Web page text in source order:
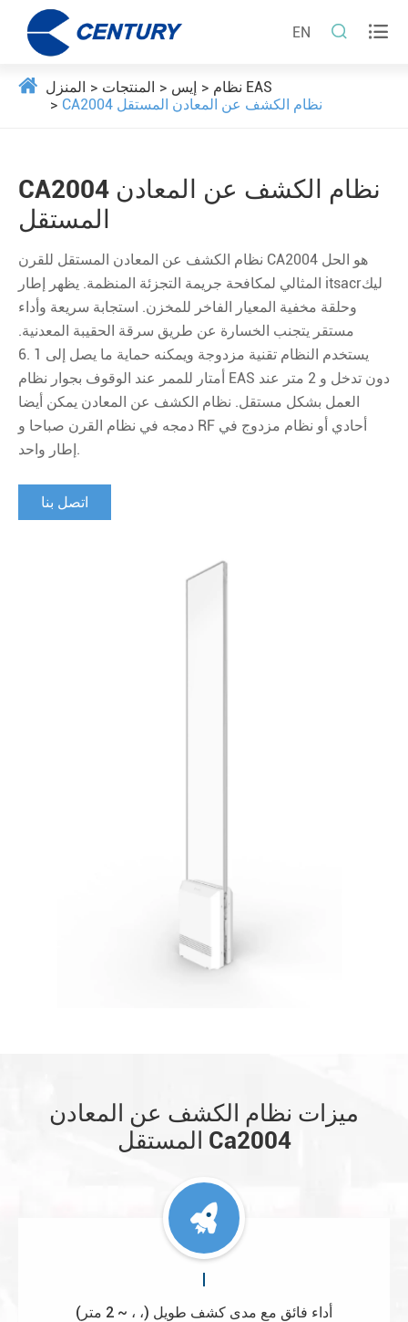
EN  
المنزل المنتجات إيس
نظام EAS
CA2004 نظام الكشف عن المعادن المستقل
CA2004 نظام الكشف عن المعادن
المستقل
نظام الكشف عن المعادن المستقل للقرن CA2004 هو الحل
المثالي لمكافحة جريمة التجزئة المنظمة. يظهر إطار itsacrليك
وحلقة مخفية المعيار الفاخر للمخزن. استجابة سريعة وأداء
مستقر يتجنب الخسارة عن طريق سرقة الحقيبة المعدنية.
يستخدم النظام تقنية مزدوجة ويمكنه حماية ما يصل إلى 1 .6
أمتار للممر عند الوقوف بجوار نظام EAS دون تدخل و 2 متر عند
العمل بشكل مستقل. نظام الكشف عن المعادن يمكن أيضا
دمجه في نظام القرن صباحا و RF أحادي أو نظام مزدوج في
إطار واحد.
اتصل بنا
ميزات نظام الكشف عن المعادن
المستقل Ca2004
أداء فائق مع مدى كشف طويل (، ، ~ 2 متر)